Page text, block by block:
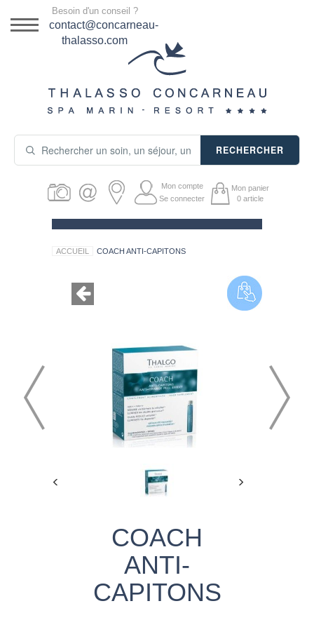
DESTINATION
SÉJOURS THALASSO
PRODUITS COSMÉTIQUES
GUIDE CADEAUX
Besoin d'un conseil ?
contact@concarneau-
thalasso.com
RECHERCHER
Mon compte
Se connecter
Mon panier
0 article
ACCUEIL COACH ANTI-CAPITONS
COACH
ANTI-
CAPITONS